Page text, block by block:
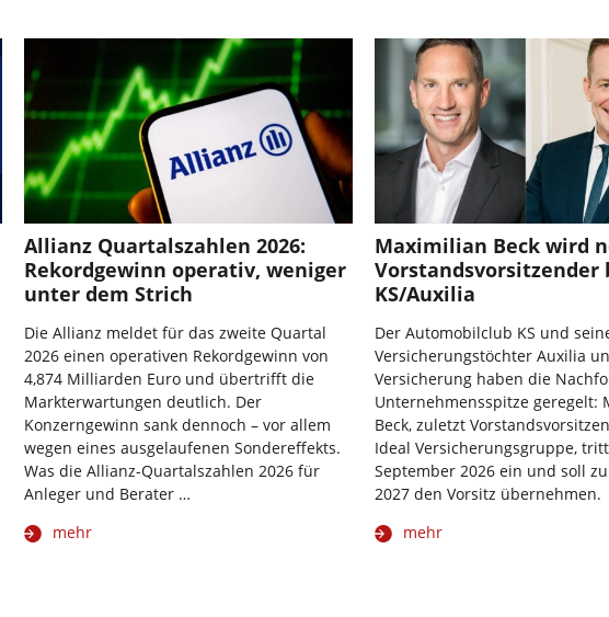
Allianz Quartalszahlen 2026:
Rekordgewinn operativ, weniger
unter dem Strich
Die Allianz meldet für das zweite Quartal
2026 einen operativen Rekordgewinn von
4,874 Milliarden Euro und übertrifft die
Markterwartungen deutlich. Der
Konzerngewinn sank dennoch – vor allem
wegen eines ausgelaufenen Sondereffekts.
Was die Allianz-Quartalszahlen 2026 für
Anleger und Berater …
mehr
Maximilian Beck wird
Vorstandsvorsitzender
KS/Auxilia
Der Automobilclub KS und
Versicherungstöchter Auxilia
Versicherung haben die
Unternehmensspitze geregelt:
Beck, zuletzt
Ideal Versicherungsgruppe,
September 2026 ein und soll
2027 den Vorsitz übernehmen.
mehr